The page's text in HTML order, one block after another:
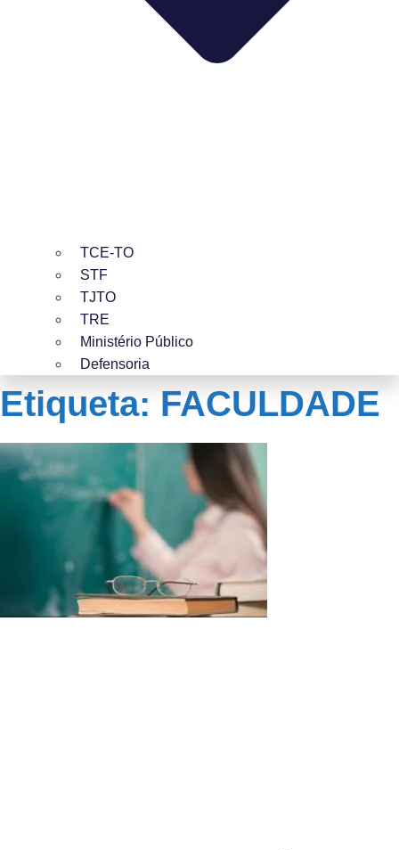
TCE-TO
STF
TJTO
TRE
Ministério Público
Defensoria
Etiqueta: FACULDADE